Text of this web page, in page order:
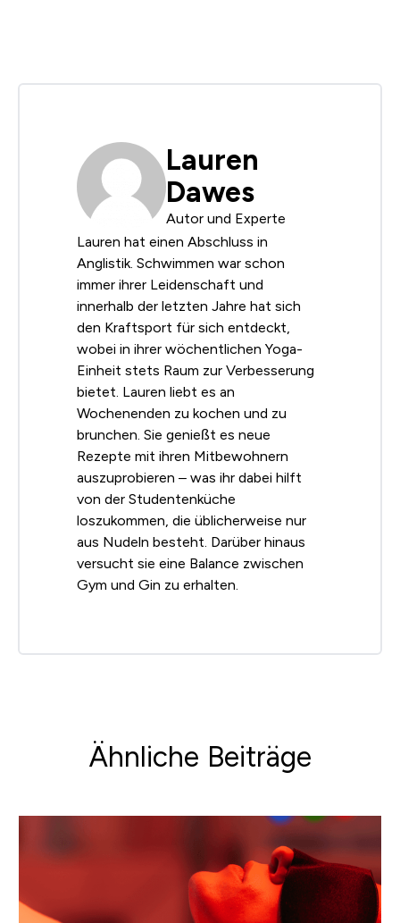
Lauren
Dawes
Autor und Experte
Lauren hat einen Abschluss in
Anglistik. Schwimmen war schon
immer ihrer Leidenschaft und
innerhalb der letzten Jahre hat sich
den Kraftsport für sich entdeckt,
wobei in ihrer wöchentlichen Yoga-
Einheit stets Raum zur Verbesserung
bietet. Lauren liebt es an
Wochenenden zu kochen und zu
brunchen. Sie genießt es neue
Rezepte mit ihren Mitbewohnern
auszuprobieren – was ihr dabei hilft
von der Studentenküche
loszukommen, die üblicherweise nur
aus Nudeln besteht. Darüber hinaus
versucht sie eine Balance zwischen
Gym und Gin zu erhalten.
Ähnliche Beiträge